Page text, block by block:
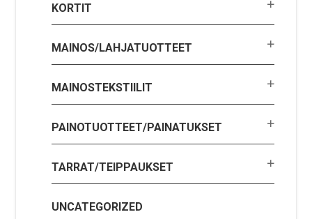
KORTIT
MAINOS/LAHJATUOTTEET
MAINOSTEKSTIILIT
PAINOTUOTTEET/PAINATUKSET
TARRAT/TEIPPAUKSET
UNCATEGORIZED